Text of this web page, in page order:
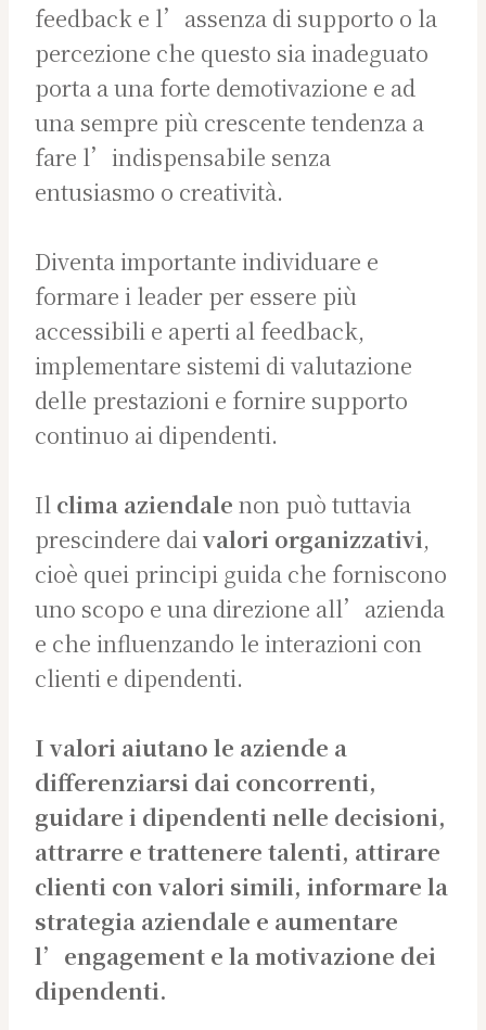
feedback e l’assenza di supporto o la
percezione che questo sia inadeguato
porta a una forte demotivazione e ad
una sempre più crescente tendenza a
fare l’indispensabile senza
entusiasmo o creatività.
Diventa importante individuare e
formare i leader per essere più
accessibili e aperti al feedback,
implementare sistemi di valutazione
delle prestazioni e fornire supporto
continuo ai dipendenti.
Il clima aziendale non può tuttavia
prescindere dai valori organizzativi,
cioè quei principi guida che forniscono
uno scopo e una direzione all’azienda
e che influenzando le interazioni con
clienti e dipendenti.
I valori aiutano le aziende a
differenziarsi dai concorrenti,
guidare i dipendenti nelle decisioni,
attrarre e trattenere talenti, attirare
clienti con valori simili, informare la
strategia aziendale e aumentare
l’engagement e la motivazione dei
dipendenti.